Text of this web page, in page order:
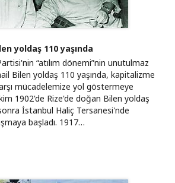
yoldaş 110 yaşında
“atılım dönemi”nin unutulmaz
Bilen yoldaş 110 yaşında, kapitalizme
mücadelemize yol göstermeye
1902'de Rize'de doğan Bilen yoldaş
İstanbul Haliç Tersanesi'nde
başladı. 1917…